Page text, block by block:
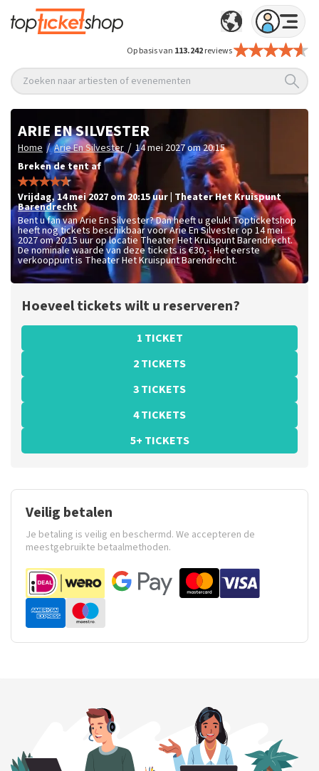
Op basis van 113.242reviews
Zoeken naar artiesten of evenementen
ARIE EN SILVESTER
Home / Arie En Silvester / 14 mei 2027 om 20:15
Breken de tent af
vrijdag, 14 mei 2027 om 20:15uur Theater Het Kruispunt
Barendrecht
Bent u fan van Arie En Silvester? Dan heeft u geluk! Topticketshop
heeft nog tickets beschikbaar voor Arie En Silvester op 14 mei
2027 om 20:15 uur op locatie Theater Het Kruispunt Barendrecht.
De nominale waarde van deze tickets is€30,-. Het eerste
verkooppunt is Theater Het Kruispunt Barendrecht.
Hoeveel tickets wilt u reserveren?
1 TICKET
2 TICKETS
3 TICKETS
4 TICKETS
5+ TICKETS
Veilig betalen
Je betaling is veilig en beschermd. We accepteren de
meestgebruikte betaalmethoden.